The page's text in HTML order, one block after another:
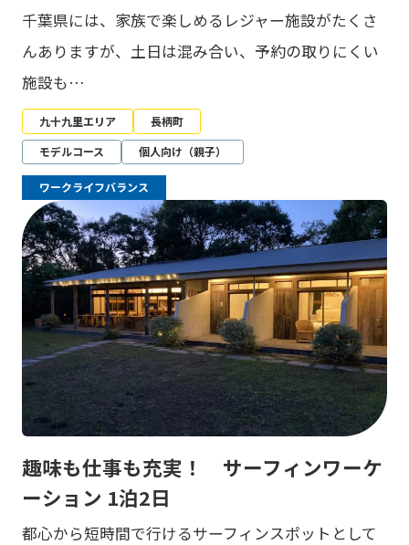
千葉県には、家族で楽しめるレジャー施設がたくさ
んありますが、土日は混み合い、予約の取りにくい
施設も…
九十九里エリア
長柄町
モデルコース
個人向け（親子）
ワークライフバランス
趣味も仕事も充実！ サーフィンワーケ
ーション 1泊2日
都心から短時間で行けるサーフィンスポットとして